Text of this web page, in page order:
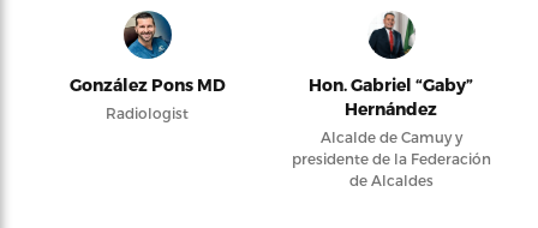
González Pons MD
Radiologist
Hon. Gabriel “Gaby”
Hernández
Alcalde de Camuy y
presidente de la Federación
de Alcaldes